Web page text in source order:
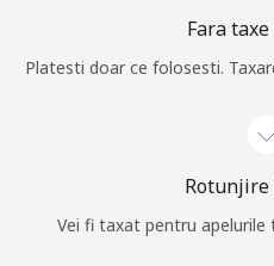
Fara
Platesti doar ce folosesti.
Vei fi taxat pentru